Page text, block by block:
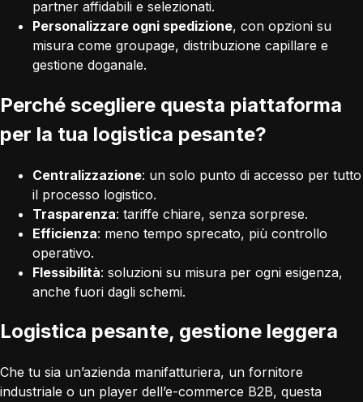
partner affidabili e selezionati.
Personalizzare ogni spedizione, con opzioni su
misura come groupage, distribuzione capillare e
gestione doganale.
Perché scegliere questa piattaforma
per la tua logistica pesante?
Centralizzazione: un solo punto di accesso per tutto
il processo logistico.
Trasparenza: tariffe chiare, senza sorprese.
Efficienza: meno tempo sprecato, più controllo
operativo.
Flessibilità: soluzioni su misura per ogni esigenza,
anche fuori dagli schemi.
Logistica pesante, gestione leggera
Che tu sia un’azienda manifatturiera, un fornitore
industriale o un player dell’e-commerce B2B, questa